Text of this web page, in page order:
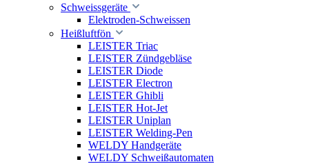
Schweissgeräte
Elektroden-Schweissen
Heißluftfön
LEISTER Triac
LEISTER Zündgebläse
LEISTER Diode
LEISTER Electron
LEISTER Ghibli
LEISTER Hot-Jet
LEISTER Uniplan
LEISTER Welding-Pen
WELDY Handgeräte
WELDY Schweißautomaten